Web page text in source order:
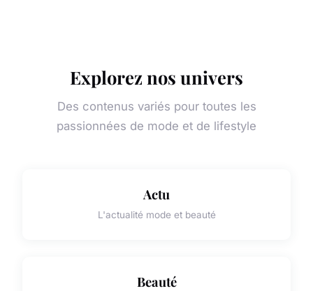
Explorez nos univers
Des contenus variés pour toutes les
passionnées de mode et de lifestyle
Actu
L'actualité mode et beauté
Beauté